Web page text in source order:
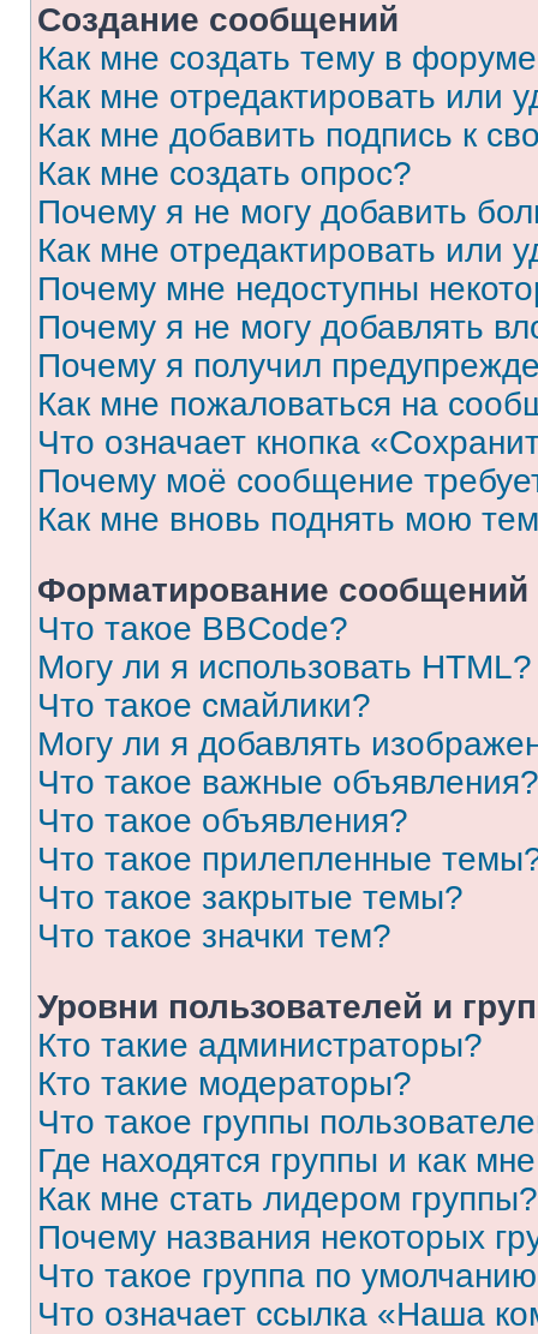
Создание сообщений
Как мне создать тему в
Как мне отредактировать или
Как мне добавить подпись к
Как мне создать опрос?
Почему я не могу добавить
Как мне отредактировать или
Почему мне недоступны
Почему я не могу добавлять
Почему я получил
Как мне пожаловаться на
Что означает кнопка
Почему моё сообщение
Как мне вновь поднять мою
Форматирование
Что такое BBCode?
Могу ли я использовать HTML?
Что такое смайлики?
Могу ли я добавлять
Что такое важные объявления?
Что такое объявления?
Что такое прилепленные
Что такое закрытые темы?
Что такое значки тем?
Уровни пользователей и
Кто такие администраторы?
Кто такие модераторы?
Что такое группы
Где находятся группы и как
Как мне стать лидером группы?
Почему названия некоторых
Что такое группа по
Что означает ссылка «Наша